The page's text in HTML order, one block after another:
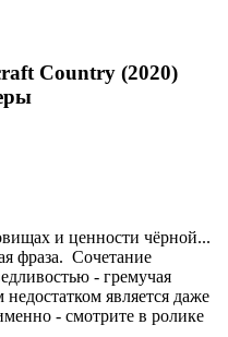
Country (2020)
и ценности чёрной...
фраза. Сочетание
- гремучая
является даже
- смотрите в ролике